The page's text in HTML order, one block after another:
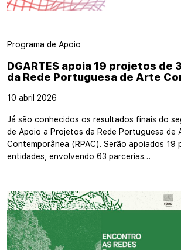
Programa de Apoio
DGARTES apoia 19 projetos de
da Rede Portuguesa de Arte
10 abril 2026
Já são conhecidos os resultados finais do
de Apoio a Projetos da Rede Portuguesa de
Contemporânea (RPAC). Serão apoiados 19
entidades, envolvendo 63 parcerias…